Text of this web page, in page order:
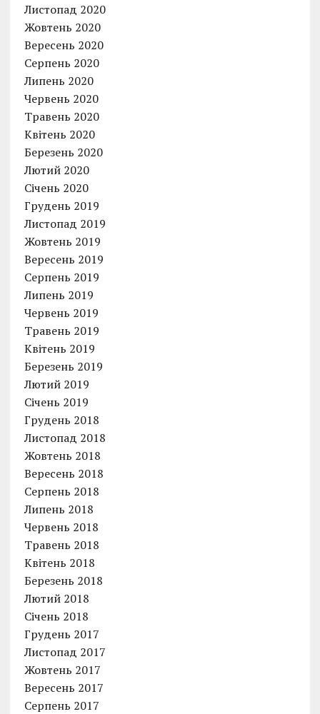
Листопад 2020
Жовтень 2020
Вересень 2020
Серпень 2020
Липень 2020
Червень 2020
Травень 2020
Квітень 2020
Березень 2020
Лютий 2020
Січень 2020
Грудень 2019
Листопад 2019
Жовтень 2019
Вересень 2019
Серпень 2019
Липень 2019
Червень 2019
Травень 2019
Квітень 2019
Березень 2019
Лютий 2019
Січень 2019
Грудень 2018
Листопад 2018
Жовтень 2018
Вересень 2018
Серпень 2018
Липень 2018
Червень 2018
Травень 2018
Квітень 2018
Березень 2018
Лютий 2018
Січень 2018
Грудень 2017
Листопад 2017
Жовтень 2017
Вересень 2017
Серпень 2017